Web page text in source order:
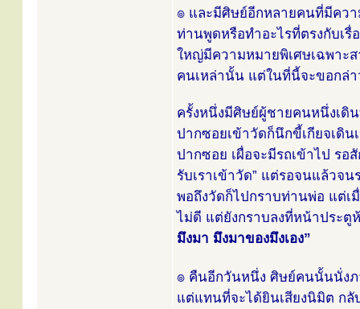
๏ และมีศิษย์อีกหลายคนที่มีควา
ท่านพูดหรือทำอะไรที่ตรงกับเ
ใหญ่มีความหมายพิเศษเฉพาะ
คนเหล่านั้น แต่ในที่นี้จะขอกล่
ครั้งหนึ่งมีศิษย์ผู้ชายคนหนึ่งเดิน
ปากซอยเข้าวัดก็นึกขี้เกียจเดิน
ปากซอย เผื่อจะมีรถเข้าไป รอ
รับเราเข้าวัด” แต่รอจนแล้วจ
พอถึงวัดก็ไปกราบท่านพ่อ แต่เ
ไม่ดี แต่ยังกราบลงที่หน้าประตู
มึงมา มึงมาของมึงเอง”
๏ คืนอีกวันหนึ่ง ศิษย์คนนั้นนั่งภ
แต่แทนที่จะได้ยินเสียงนิมิต กลั